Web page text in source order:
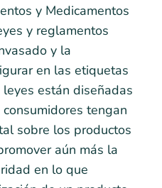
y Medicamentos
y reglamentos
y la
en las etiquetas
están diseñadas
tengan
sobre los productos
aún más la
en lo que